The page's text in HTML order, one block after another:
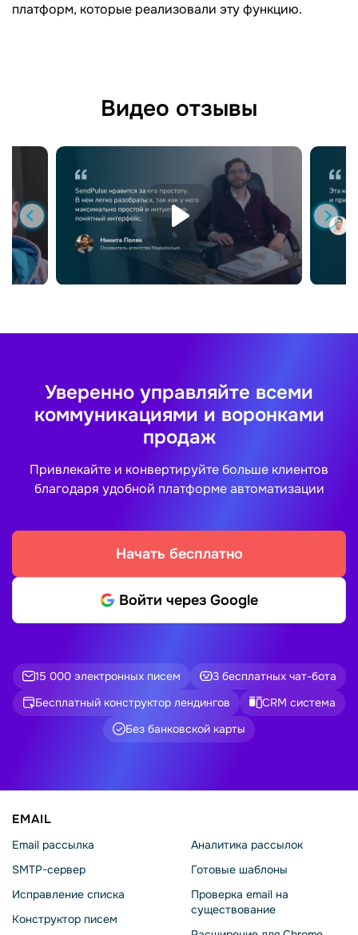
платформ, которые реализовали эту функцию.
Видео отзывы
Уверенно управляйте всеми
коммуникациями и воронками
продаж
Привлекайте и конвертируйте больше клиентов
благодаря удобной платформе автоматизации
Начать бесплатно
Войти через Google
15 000 электронных писем
3 бесплатных чат-бота
Бесплатный конструктор лендингов
CRM система
Без банковской карты
EMAIL
Email рассылка
SMTP-сервер
Исправление списка
Конструктор писем
Аналитика рассылок
Готовые шаблоны
Проверка email на
существование